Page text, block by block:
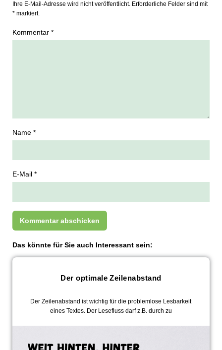
Ihre E-Mail-Adresse wird nicht veröffentlicht. Erforderliche Felder sind mit
* markiert.
Kommentar *
Name *
E-Mail *
Das könnte für Sie auch Interessant sein:
Der optimale Zeilenabstand
Der Zeilenabstand ist wichtig für die problemlose Lesbarkeit
eines Textes. Der Lesefluss darf z.B. durch zu